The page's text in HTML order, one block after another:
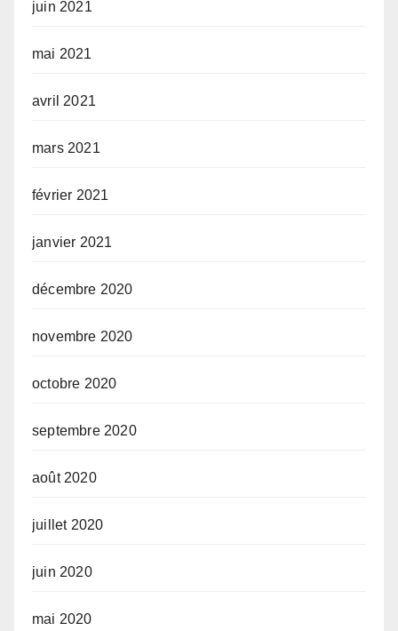
juin 2021
mai 2021
avril 2021
mars 2021
février 2021
janvier 2021
décembre 2020
novembre 2020
octobre 2020
septembre 2020
août 2020
juillet 2020
juin 2020
mai 2020